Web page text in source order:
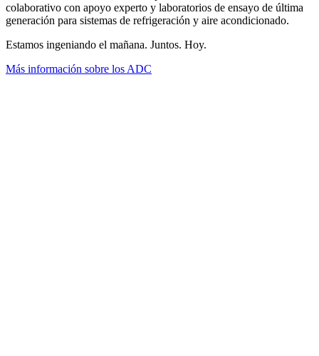
colaborativo con apoyo experto y laboratorios de ensayo de última
generación para sistemas de refrigeración y aire acondicionado.
Estamos ingeniando el mañana. Juntos. Hoy.
Más información sobre los ADC